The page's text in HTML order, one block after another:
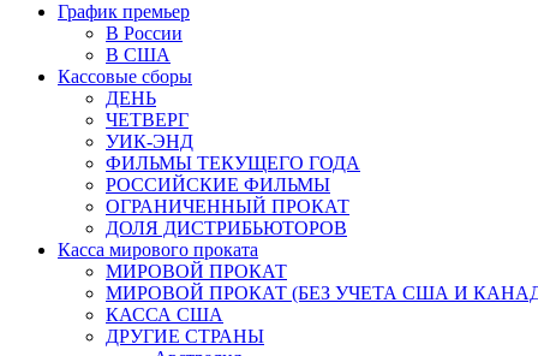
График премьер
В России
В США
Кассовые сборы
ДЕНЬ
ЧЕТВЕРГ
УИК-ЭНД
ФИЛЬМЫ ТЕКУЩЕГО ГОДА
РОССИЙСКИЕ ФИЛЬМЫ
ОГРАНИЧЕННЫЙ ПРОКАТ
ДОЛЯ ДИСТРИБЬЮТОРОВ
Касса мирового проката
МИРОВОЙ ПРОКАТ
МИРОВОЙ ПРОКАТ (БЕЗ УЧЕТА США И
КАССА США
ДРУГИЕ СТРАНЫ